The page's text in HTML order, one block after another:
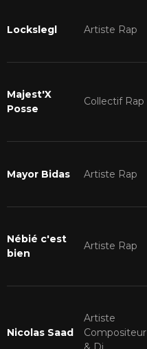
Lockslegl Artiste Rap
Majest'X
Posse
Collectif Rap
Mayor Bidas Artiste Rap
Nébié c'est
bien
Artiste Rap
Nicolas Saad
Artiste
Compositeur